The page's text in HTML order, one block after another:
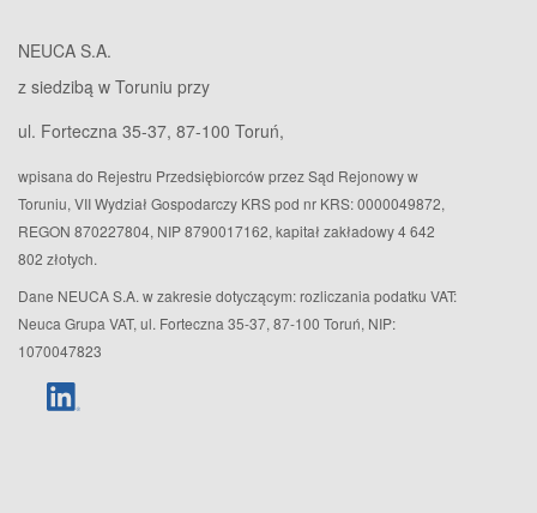
NEUCA S.A.
z siedzibą w Toruniu przy
ul. Forteczna 35-37, 87-100 Toruń,
wpisana do Rejestru Przedsiębiorców przez Sąd Rejonowy w
Toruniu, VII Wydział Gospodarczy KRS pod nr KRS: 0000049872,
REGON 870227804, NIP 8790017162, kapitał zakładowy 4 642
802 złotych.
Dane NEUCA S.A. w zakresie dotyczącym: rozliczania podatku VAT:
Neuca Grupa VAT, ul. Forteczna 35-37, 87-100 Toruń, NIP:
1070047823